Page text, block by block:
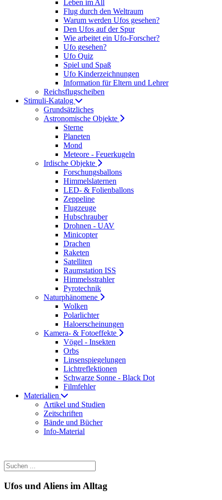
Leben im All
Flug durch den Weltraum
Warum werden Ufos gesehen?
Den Ufos auf der Spur
Wie arbeitet ein Ufo-Forscher?
Ufo gesehen?
Ufo Quiz
Spiel und Spaß
Ufo Kinderzeichnungen
Information für Eltern und Lehrer
Reichsflugscheiben
Stimuli-Katalog
Grundsätzliches
Astronomische Objekte
Sterne
Planeten
Mond
Meteore - Feuerkugeln
Irdische Objekte
Forschungsballons
Himmelslaternen
LED- & Folienballons
Zeppeline
Flugzeuge
Hubschrauber
Drohnen - UAV
Minicopter
Drachen
Raketen
Satelliten
Raumstation ISS
Himmelsstrahler
Pyrotechnik
Naturphänomene
Wolken
Polarlichter
Haloerscheinungen
Kamera- & Fotoeffekte
Vögel - Insekten
Orbs
Linsenspiegelungen
Lichtreflektionen
Schwarze Sonne - Black Dot
Filmfehler
Materialien
Artikel und Studien
Zeitschriften
Bände und Bücher
Info-Material
Ufos und Aliens im Alltag